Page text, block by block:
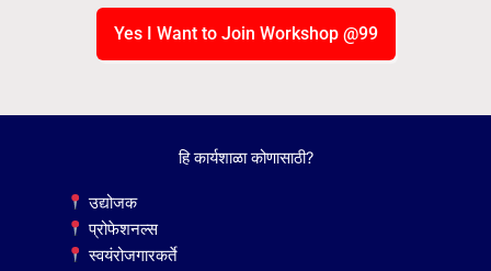
Yes I Want to Join Workshop @99
​हि कार्यशाळा कोणासाठी?
उद्योजक
प्रोफेशनल्स
स्वयंरोजगारकर्ते